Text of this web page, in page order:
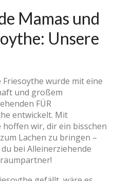
Mamas und
Unsere
wurde mit eine
und großem
FÜR
entwickelt. Mit
wir, dir ein bisschen
Lachen zu bringen –
bei Alleinerziehende